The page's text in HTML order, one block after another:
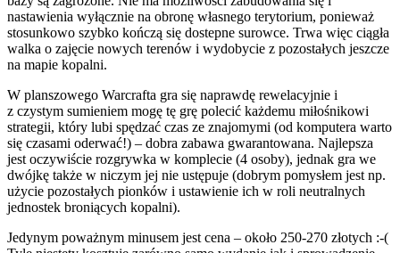
nastawienia wyłącznie na obronę własnego terytorium, ponieważ
stosunkowo szybko kończą się dostepne surowce. Trwa więc ciągła
walka o zajęcie nowych terenów i wydobycie z pozostałych jeszcze
na mapie kopalni.
W planszowego Warcrafta gra się naprawdę rewelacyjnie i
z czystym sumieniem mogę tę grę polecić każdemu miłośnikowi
strategii, który lubi spędzać czas ze znajomymi (od komputera warto
się czasami oderwać!) – dobra zabawa gwarantowana. Najlepsza
jest oczywiście rozgrywka w komplecie (4 osoby), jednak gra we
dwójkę także w niczym jej nie ustępuje (dobrym pomysłem jest np.
użycie pozostałych pionków i ustawienie ich w roli neutralnych
jednostek broniących kopalni).
Jedynym poważnym minusem jest cena – około 250-270 złotych :-(